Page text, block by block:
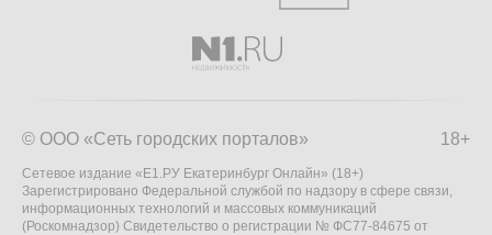
18+
© ООО «Сеть городских порталов»
Сетевое издание «Е1.РУ Екатеринбург Онлайн» (18+)
Зарегистрировано Федеральной службой по надзору в сфере связи,
информационных технологий и массовых коммуникаций
(Роскомнадзор) Свидетельство о регистрации № ФС77-84675 от